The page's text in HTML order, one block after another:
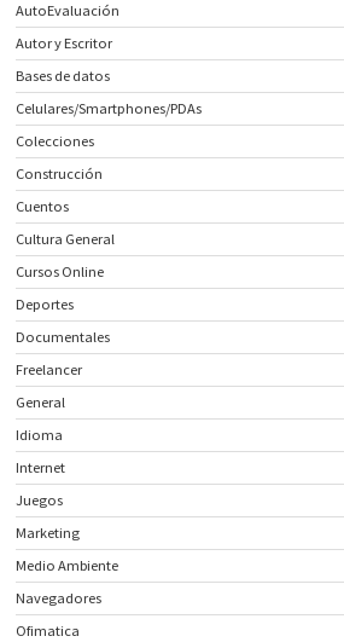
AutoEvaluación
Autor y Escritor
Bases de datos
Celulares/Smartphones/PDAs
Colecciones
Construcción
Cuentos
Cultura General
Cursos Online
Deportes
Documentales
Freelancer
General
Idioma
Internet
Juegos
Marketing
Medio Ambiente
Navegadores
Ofimatica